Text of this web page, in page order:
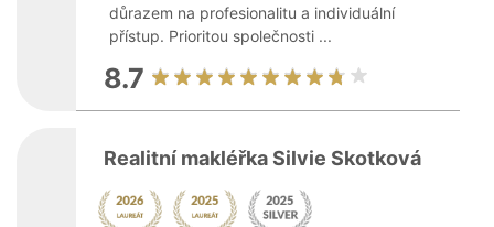
důrazem na profesionalitu a individuální
přístup. Prioritou společnosti ...
8.7
Realitní makléřka Silvie Skotková